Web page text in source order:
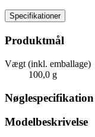
Specifikationer
Produktmål
Vægt (inkl. emballage)
100,0 g
Nøglespecifikation
Modelbeskrivelse